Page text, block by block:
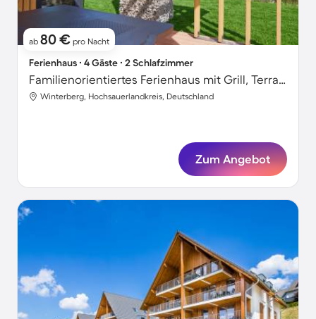
ab 80 € pro Nacht
Ferienhaus ∙ 4 Gäste ∙ 2 Schlafzimmer
Familienorientiertes Ferienhaus mit Grill, Terrasse und Garten | Nah am Skifahren
Winterberg, Hochsauerlandkreis, Deutschland
Zum Angebot